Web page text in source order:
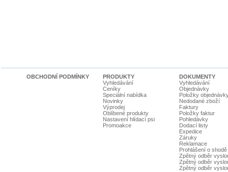
OBCHODNÍ PODMÍNKY
PRODUKTY
Vyhledávání
Ceníky
Speciální nabídka
Novinky
Výprodej
Oblíbené produkty
Nastavení hlídací psi
Promoakce
DOKUMENTY
Vyhledávání
Objednávky
Položky
Nedodané zboží
Faktury
Položky faktur
Pohledávky
Dodací listy
Expedice
Záruky
Reklamace
Prohlášení o shodě
Zpětný odběr
Zpětný odběr
Zpětný odběr